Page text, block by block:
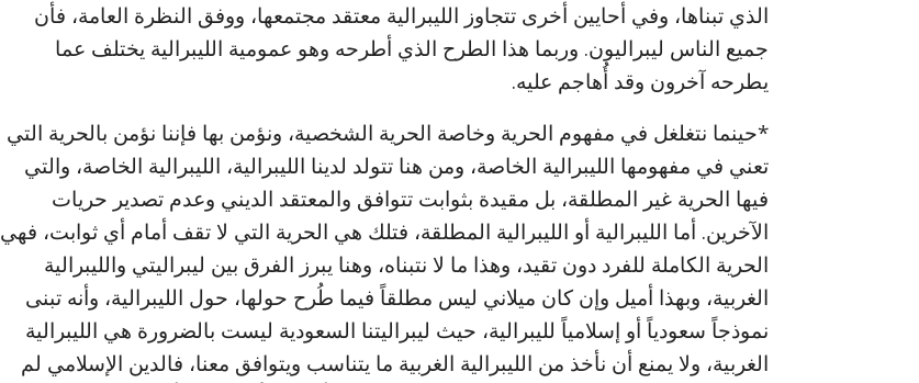
الذي تبناها، وفي أحايين أخرى تتجاوز الليبرالية معتقد مجتمعها، ووفق النظرة العامة، فأن
جميع الناس ليبراليون. وربما هذا الطرح الذي أطرحه وهو عمومية الليبرالية يختلف عما
يطرحه آخرون وقد أُهاجم عليه.
*حينما نتغلغل في مفهوم الحرية وخاصة الحرية الشخصية، ونؤمن بها فإننا نؤمن بالحرية التي
تعني في مفهومها الليبرالية الخاصة، ومن هنا تتولد لدينا الليبرالية، الليبرالية الخاصة، والتي
فيها الحرية غير المطلقة، بل مقيدة بثوابت تتوافق والمعتقد الديني وعدم تصدير حريات
الآخرين. أما الليبرالية أو الليبرالية المطلقة، فتلك هي الحرية التي لا تقف أمام أي ثوابت، فهي
الحرية الكاملة للفرد دون تقيد، وهذا ما لا نتبناه، وهنا يبرز الفرق بين ليبراليتي والليبرالية
الغربية، وبهذا أميل وإن كان ميلاني ليس مطلقاً فيما طُرح حولها، حول الليبرالية، وأنه تبنى
نموذجاً سعودياً أو إسلامياً لليبرالية، حيث ليبراليتنا السعودية ليست بالضرورة هي الليبرالية
الغربية، ولا يمنع أن نأخذ من الليبرالية الغربية ما يتناسب ويتوافق معنا، فالدين الإسلامي لم